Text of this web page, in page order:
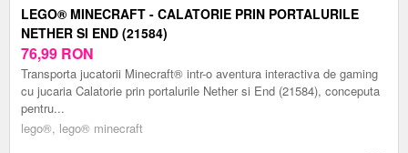
LEGO® MINECRAFT - CALATORIE PRIN PORTALURILE
NETHER SI END (21584)
76,99 RON
Transporta jucatorii Minecraft® intr-o aventura interactiva de gaming
cu jucaria Calatorie prin portalurile Nether si End (21584), conceputa
pentru...
lego®, lego® minecraft